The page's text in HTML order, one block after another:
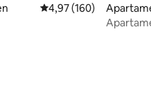
4,97 de uma avaliação
4,97 (160)
ngen